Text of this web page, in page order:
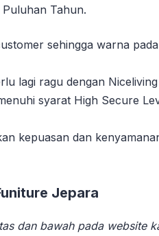
Tahun.
sehingga warna
lagi ragu dengan
syarat High Secure
kepuasan dan
Jepara
dan bawah pada website